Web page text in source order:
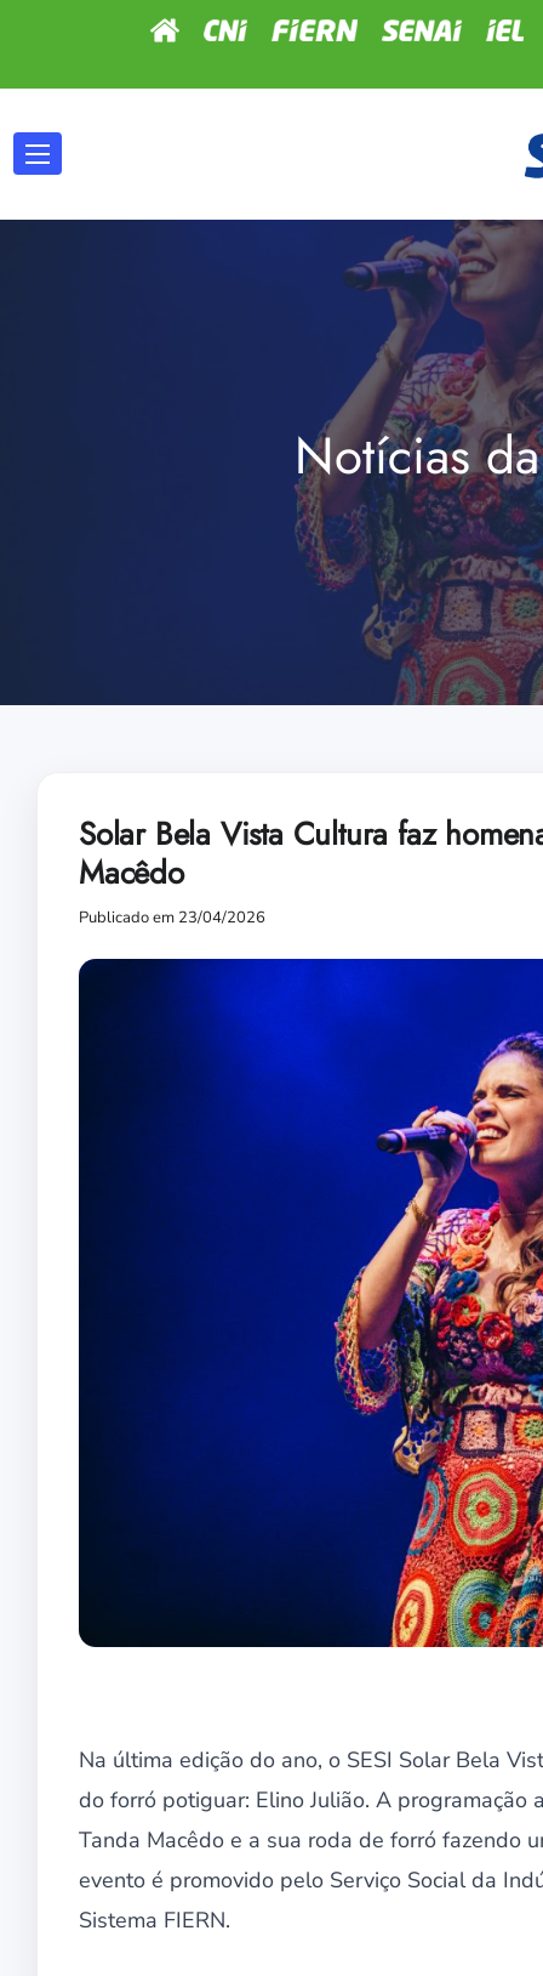
Notícias
Solar Bela Vista Cultura faz
Macêdo
Publicado em 23/04/2026
Na última edição do ano, o SESI Solar Bela
do forró potiguar: Elino Julião. A
Tanda Macêdo e a sua roda de forró fazendo
evento é promovido pelo Serviço Social da
Sistema FIERN.